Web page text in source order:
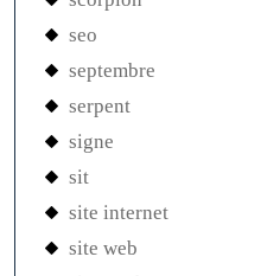
seo
septembre
serpent
signe
sit
site internet
site web